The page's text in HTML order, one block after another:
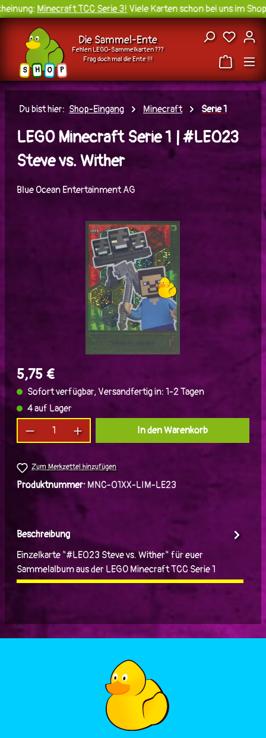
Zum Hauptinhalt springen
Minecraft TCC Serie 3!Viele Karten schon bei uns im Shop
S H O P
Die Sammel-Ente
Fehlen LEGO-Sammelkarten ???
Frag doch mal die Ente !!!
Du
Du bist hier: Shop-Eingang Minecraft Serie 1
LEGO Minecraft Serie 1 | #LE023
Steve vs. Wither
Blue Ocean Entertainment AG
Bildergalerie überspringen
5,75 €
Sofort verfügbar, Versandfertig in: 1-2 Tagen
4 auf Lager
Produkt Anzahl: Gib den gewünschten Wert
In den Warenkorb
Zum Merkzettel hinzufügen
Produktnummer: MNC-01XX-LIM-LE23
Beschreibung
Einzelkarte "#LE023 Steve vs. Wither" für euer
Sammelalbum aus der LEGO Minecraft TCC Serie 1